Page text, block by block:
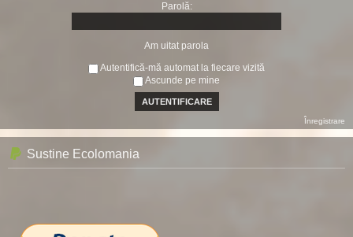
Parolă:
Am uitat parola
Autentifică-mă automat la fiecare vizită
Ascunde pe mine
Înregistrare
Sustine Ecolomania